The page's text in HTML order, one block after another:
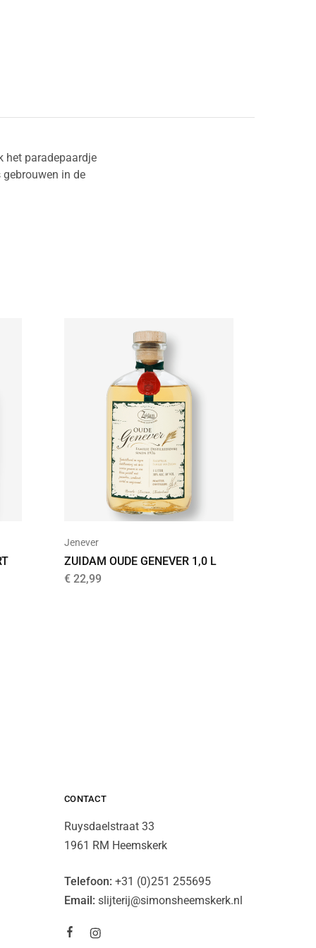
het paradepaardje
in de
Jenever
ZUIDAM OUDE GENEVER 1,0 L
€ 22,99
CONTACT
Ruysdaelstraat 33
1961 RM Heemskerk
Telefoon: +31 (0)251 255695
Email: slijterij@simonsheemskerk.nl